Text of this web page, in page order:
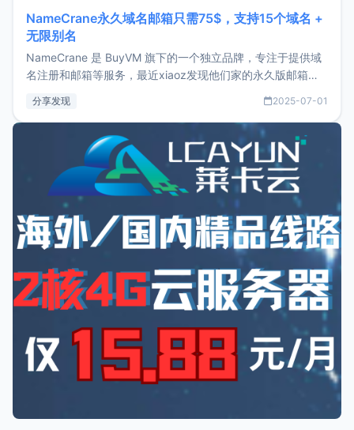
NameCrane永久域名邮箱只需75$，支持15个域名 +
无限别名
NameCrane 是 BuyVM 旗下的一个独立品牌，专注于提供域
名注册和邮箱等服务，最近xiaoz发现他们家的永久版邮箱服
又实惠的域名邮箱，不妨尝试一下 NameCrane。注册
NameCraneNameCrane不支持直接注册，必须要购买
分享发现 2025-07-01